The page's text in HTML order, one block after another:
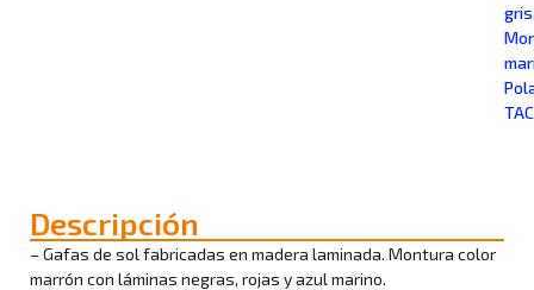
gris
TAC
Descripción
– Gafas de sol fabricadas en madera laminada. Montura color
marrón con láminas negras, rojas y azul marino.